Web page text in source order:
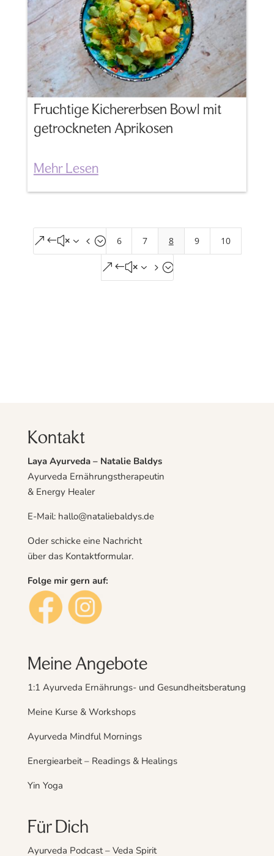
Fruchtige Kichererbsen Bowl mit
getrockneten Aprikosen
Mehr Lesen
&#x34; 6 7 8 9 10
&#x35;
Kontakt
Laya Ayurveda – Natalie Baldys
Ayurveda Ernährungstherapeutin
& Energy Healer
E-Mail: hallo@nataliebaldys.de
Oder schicke eine Nachricht
über das Kontaktformular.
Folge mir gern auf:
Meine Angebote
1:1 Ayurveda Ernährungs- und Gesundheitsberatung
Meine Kurse & Workshops
Ayurveda Mindful Mornings
Energiearbeit – Readings & Healings
Yin Yoga
Für Dich
Ayurveda Podcast – Veda Spirit